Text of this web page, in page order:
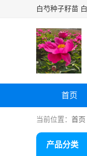
首页
当前位置： 首页
产品分类